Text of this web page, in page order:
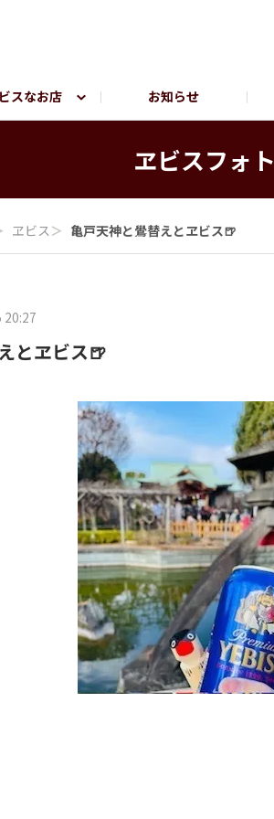
スなお店 お知らせ
ヱビスフォト
ヱビス＞ 亀戸天神と鷽替えとヱビス🍺
とヱビス🍺